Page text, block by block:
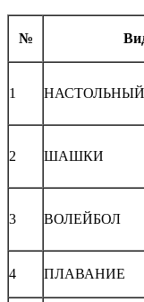
№
1
2 ШАШКИ
3 ВОЛЕЙБОЛ
4 ПЛАВАНИЕ